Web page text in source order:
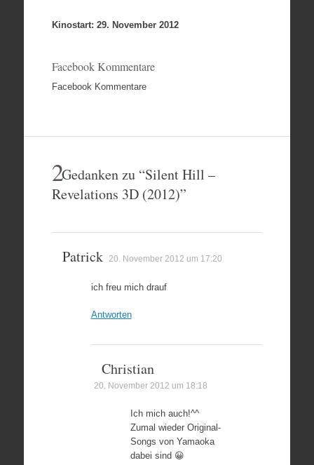
Kinostart: 29. November 2012
Facebook Kommentare
Facebook Kommentare
2Gedanken zu “Silent Hill –
Revelations 3D (2012)”
Patrick 20. November 2012 um 17:20
ich freu mich drauf
Antworten
Christian
20. November 2012 um 18:18
Ich mich auch!^^
Zumal wieder Original-
Songs von Yamaoka
dabei sind 😀